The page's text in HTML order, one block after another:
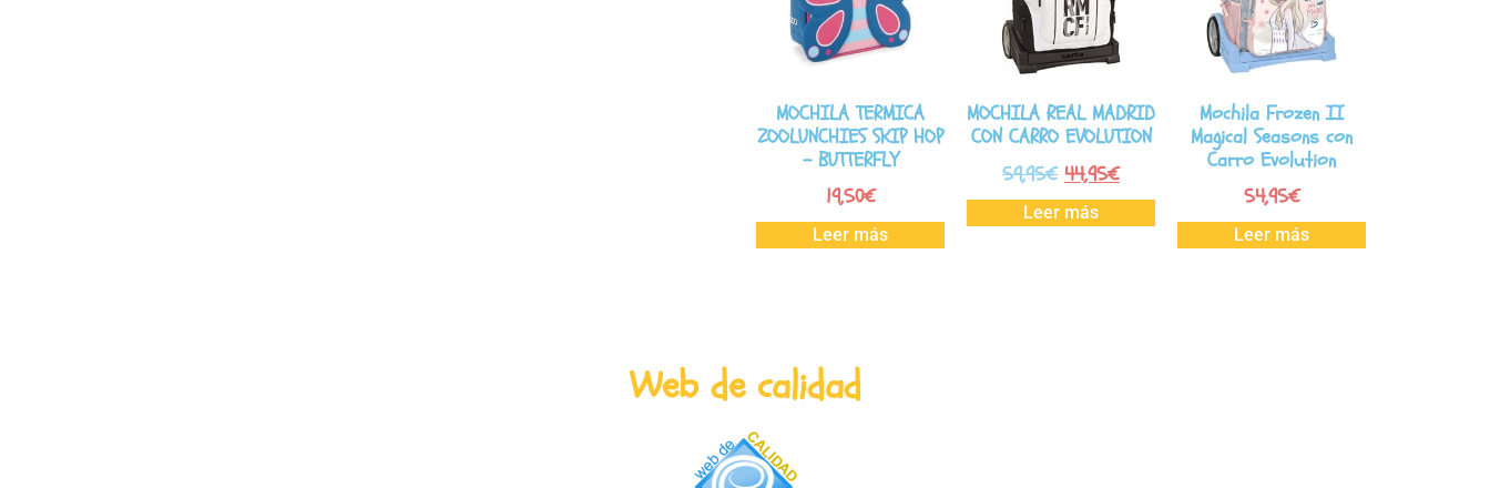
MOCHILA TERMICA
ZOOLUNCHIES SKIP HOP
– BUTTERFLY
19,50€
Leer más
MOCHILA REAL MADRID
CON CARRO EVOLUTION
59,95€ 44,95€
Leer más
Mochila Frozen II
Magical Seasons con
Carro Evolution
54,95€
Leer más
Web de calidad